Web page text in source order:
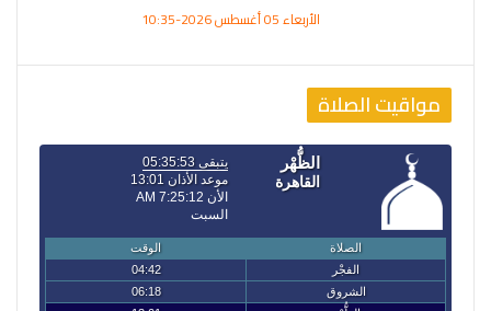
الأربعاء 05 أغسطس 2026-10:35
مواقيت الصلاة